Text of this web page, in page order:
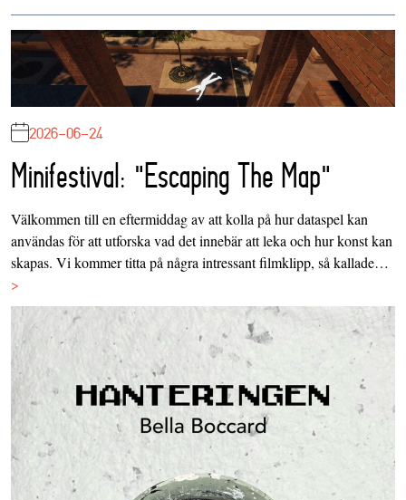
2026-06-24
Minifestival: "Escaping The Map"
Välkommen till en eftermiddag av att kolla på hur dataspel kan
användas för att utforska vad det innebär att leka och hur konst kan
skapas. Vi kommer titta på några intressant filmklipp, så kallade…
>